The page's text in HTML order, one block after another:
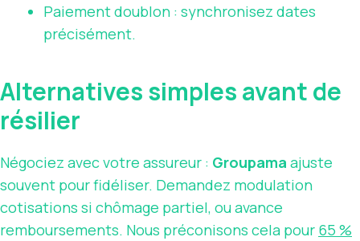
Paiement doublon : synchronisez dates
précisément.
Alternatives simples avant de
résilier
Négociez avec votre assureur : Groupama ajuste
souvent pour fidéliser. Demandez modulation
cotisations si chômage partiel, ou avance
remboursements. Nous préconisons cela pour 65 %